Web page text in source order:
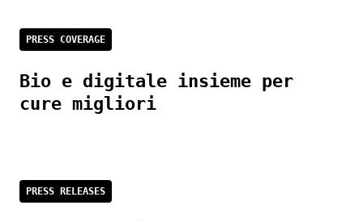
PRESS COVERAGE
Bio e digitale insieme per
cure migliori
PRESS RELEASES